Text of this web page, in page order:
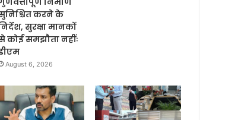
करने के
सुरक्षा मानकों
कोई समझौता नहींः
August 6, 2026